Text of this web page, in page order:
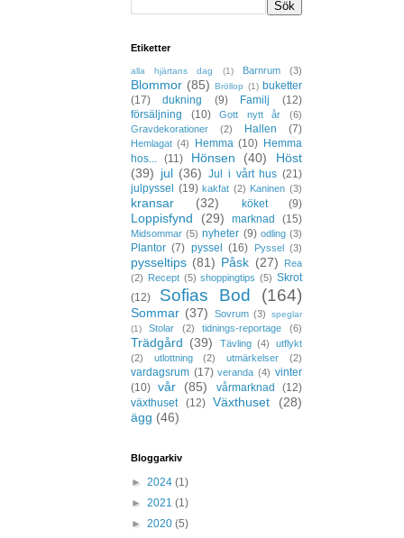
Etiketter
alla hjärtans dag (1) Barnrum (3)
Blommor (85) Bröllop (1) buketter
(17)
dukning (9) Familj
(12)
försäljning
(10) Gott nytt år
(6)
Gravdekorationer
(2) Hallen (7)
Hemlagat (4) Hemma (10) Hemma
hos...
(11) Hönsen (40)
Höst
(39) jul (36) Jul i vårt hus (21)
julpyssel
(19) kakfat (2) Kaninen (3)
kransar (32) köket (9)
Loppisfynd (29) marknad (15)
Midsommar (5) nyheter (9) odling (3)
Plantor (7) pyssel (16) Pyssel (3)
pysseltips (81) Påsk (27)
Rea
(2) Recept (5) shoppingtips (5) Skrot
(12)
Sofias Bod (164)
Sommar (37) Sovrum (3)
speglar
(1)
Stolar (2) tidnings-reportage (6)
Trädgård (39) Tävling (4)
utflykt
(2)
utlottning (2) utmärkelser (2)
vardagsrum (17) veranda (4) vinter
(10) vår (85) vårmarknad
(12)
växthuset
(12) Växthuset
(28)
ägg (46)
Bloggarkiv
► 2024 (1)
► 2021 (1)
► 2020 (5)